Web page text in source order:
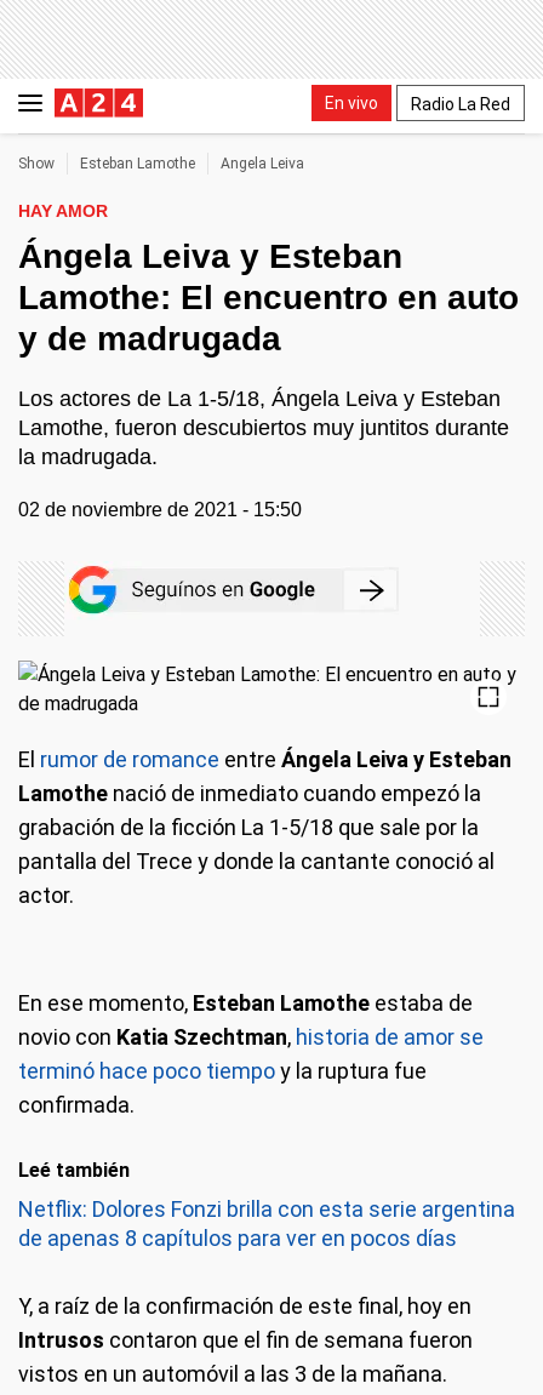
En vivo Radio La Red
Show Esteban Lamothe Angela Leiva
HAY AMOR
Ángela Leiva y Esteban
Lamothe: El encuentro en auto
y de madrugada
Los actores de La 1-5/18, Ángela Leiva y Esteban
Lamothe, fueron descubiertos muy juntitos durante
la madrugada.
02 de noviembre de 2021 - 15:50
El rumor de romance entre Ángela Leiva y Esteban
Lamothe nació de inmediato cuando empezó la
grabación de la ficción La 1-5/18 que sale por la
pantalla del Trece y donde la cantante conoció al
actor.
En ese momento, Esteban Lamothe estaba de
novio con Katia Szechtman, historia de amor se
terminó hace poco tiempoy la ruptura fue
confirmada.
Leé también
Netflix: Dolores Fonzi brilla con esta serie argentina
de apenas 8 capítulos para ver en pocos días
Y, a raíz de la confirmación de este final, hoy en
Intrusos contaron que el fin de semana fueron
vistos en un automóvil a las 3 de la mañana.